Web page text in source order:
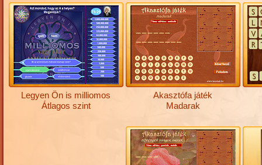
Legyen Ön is milliomos
Átlagos szint
Akasztófa játék
Madarak